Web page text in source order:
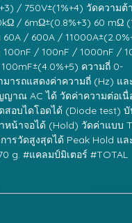
/ 750V±(1%+4) วัดความ
/ 6mΩ±(0.8%+3) 60 mΩ
/ 600A /
/ 100nF / 1000nF /
ความถี่ 0-
มารถแสดงค่าความถี่ (Hz) แ
าณ AC ได้ วัดค่าความต่อเนื่
สอบไดโอดได้ (Diode test)
หน้าจอได้ (Hold) วัดค่าแบบ
ารวัดสูงสุดได้ Peak Hold และ
g. #แคลมป์มิเตอร์ #TOTAL